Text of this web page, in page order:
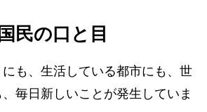
民の口と目
も、生活している都市にも、世
毎日新しいことが発生していま